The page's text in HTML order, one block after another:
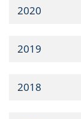
2020
2019
2018